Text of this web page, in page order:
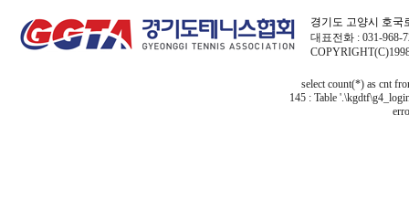
경기도 고양시 호국
대표전화 : 031-968-
select count(*) as cnt
145 : Table